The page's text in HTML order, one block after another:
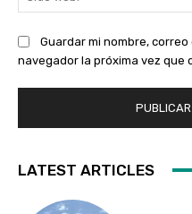
Guardar mi nombre,
navegador la próxima vez que
LATEST ARTICLES